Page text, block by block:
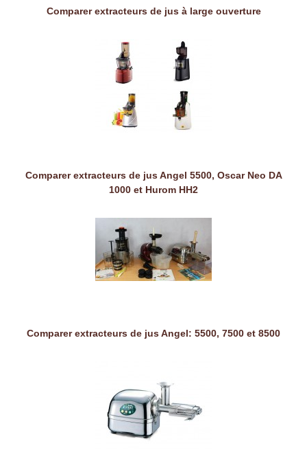
Comparer extracteurs de jus à large ouverture
Comparer extracteurs de jus Angel 5500, Oscar Neo DA
1000 et Hurom HH2
Comparer extracteurs de jus Angel: 5500, 7500 et 8500